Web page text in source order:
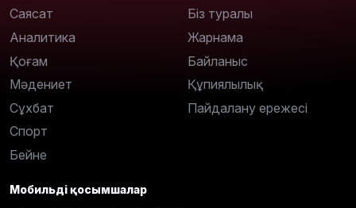
Саясат
Аналитика
Қоғам
Мәдениет
Сұхбат
Спорт
Бейне
Біз туралы
Жарнама
Байланыс
Құпиялылық
Пайдалану ережесі
Мобильді қосымшалар